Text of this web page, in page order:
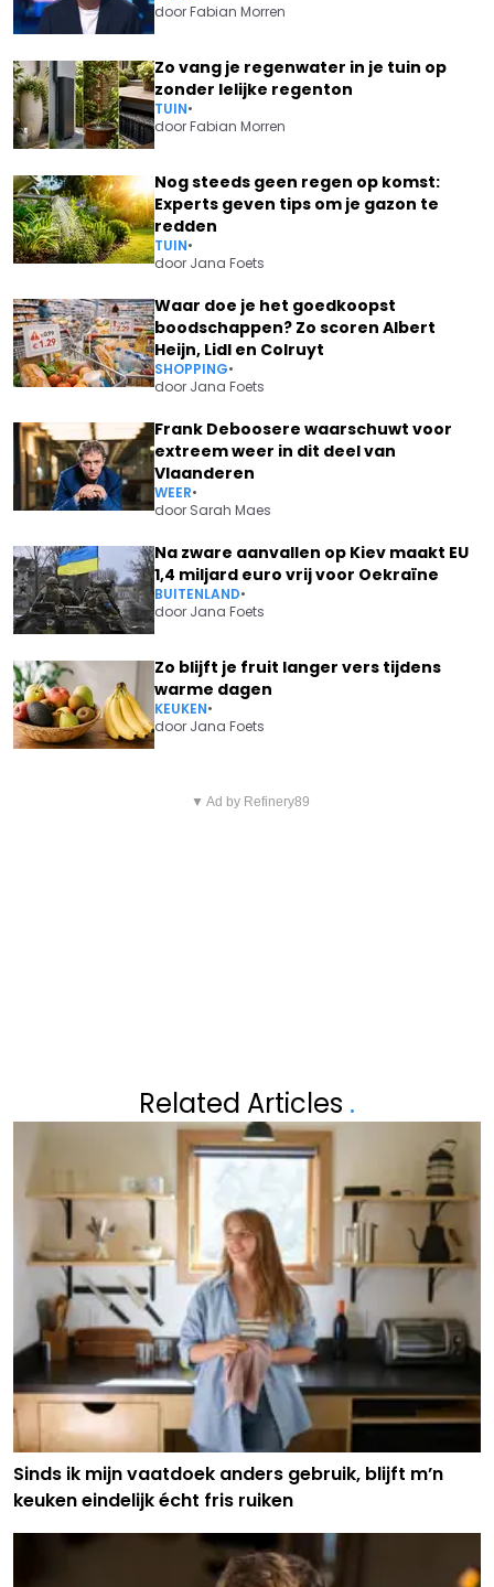
doorFabian Morren
Zo vang je regenwater in je tuin op
zonder lelijke regenton
TUIN•
doorFabian Morren
Nog steeds geen regen op komst:
Experts geven tips om je gazon te
redden
TUIN•
door Jana Foets
Waar doe je het goedkoopst
boodschappen? Zo scoren Albert
Heijn, Lidl en Colruyt
SHOPPING•
door Jana Foets
Frank Deboosere waarschuwt voor
extreem weer in dit deel van
Vlaanderen
WEER•
door Sarah Maes
Na zware aanvallen op Kiev maakt EU
1,4 miljard euro vrij voor Oekraïne
BUITENLAND•
door Jana Foets
Zo blijft je fruit langer vers tijdens
warme dagen
KEUKEN•
door Jana Foets
ANNICK SEGAL IS SCHERP
▼ Ad by Refinery89
Related Articles .
Sinds ik mijn vaatdoek anders gebruik, blijft m’n
keuken eindelijk écht fris ruiken